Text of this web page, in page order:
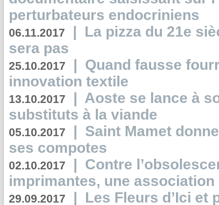
perturbateurs endocriniens
06.11.2017 | La pizza du 21e
sera pas
25.10.2017 | Quand fausse
innovation textile
13.10.2017 | Aoste se lance à
substituts à la viande
05.10.2017 | Saint Mamet
ses compotes
02.10.2017 | Contre
imprimantes, une
29.09.2017 | Les Fleurs d’Ici et